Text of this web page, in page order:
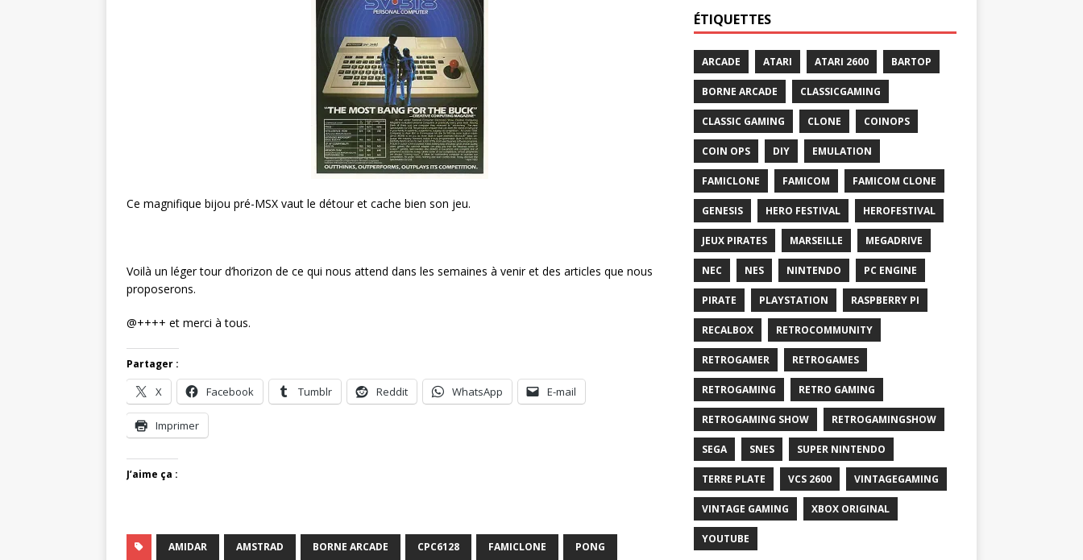
Ce magnifique bijou pré-MSX vaut le détour et cache bien son jeu.
Voilà un léger tour d’horizon de ce qui nous attend dans les semaines à venir et des articles que nous
proposerons.
@++++ et merci à tous.
Partager :
X Facebook Tumblr Reddit WhatsApp E-mail
Imprimer
J’aime ça :
AMIDAR AMSTRAD BORNE ARCADE CPC6128 FAMICLONE PONG
ÉTIQUETTES
ARCADE ATARI ATARI 2600 BARTOP
BORNE ARCADE CLASSICGAMING
CLASSIC GAMING CLONE COINOPS
COIN OPS DIY EMULATION
FAMICLONE FAMICOM FAMICOM CLONE
GENESIS HERO FESTIVAL HEROFESTIVAL
JEUX PIRATES MARSEILLE MEGADRIVE
NEC NES NINTENDO PC ENGINE
PIRATE PLAYSTATION RASPBERRY PI
RECALBOX RETROCOMMUNITY
RETROGAMER RETROGAMES
RETROGAMING RETRO GAMING
RETROGAMING SHOW RETROGAMINGSHOW
SEGA SNES SUPER NINTENDO
TERRE PLATE VCS 2600 VINTAGEGAMING
VINTAGE GAMING XBOX ORIGINAL
YOUTUBE